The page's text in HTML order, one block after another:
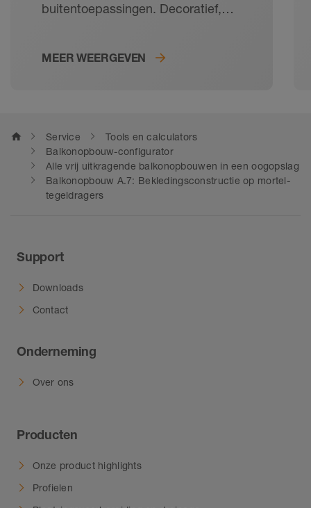
buitentoepassingen. Decoratief,
voor balkons en terrassen. Met de
levensduur van de tegels. Van
contactafdichting tot randprofielen
en afwateringsgoot – bij onze
systeemoplossingen voor balkons
en terrassen past alles bij elkaar.
MEER WEERGEVEN
home Service
Tools en calculators
Balkonopbouw-configurator
Alle vrij uitkragende balkonopbouwen in een oogopslag
Balkonopbouw A.7: Bekledingsconstructie op mortel-
tegeldragers
Support
Downloads
Contact
Onderneming
Over ons
Producten
Onze product highlights
Profielen